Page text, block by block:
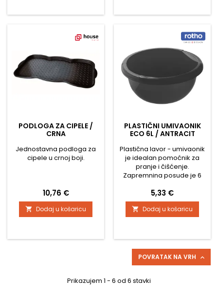
savršeno nadopunjuju. 1.
zahvaljujući svojim
PODLOGA ZA CIPELE /
CRNA
Jednostavna podloga za
cipele u crnoj boji.
Cijena
10,76 €
 Dodaj u košaricu
PLASTIČNI UMIVAONIK
ECO 6L / ANTRACIT
Plastična lavor - umivaonik
je idealan pomoćnik za
pranje i čišćenje.
Zapremnina posude je 6
Cijena
5,33 €
 Dodaj u košaricu
POVRATAK NA VRH 
Prikazujem 1 - 6 od 6 stavki